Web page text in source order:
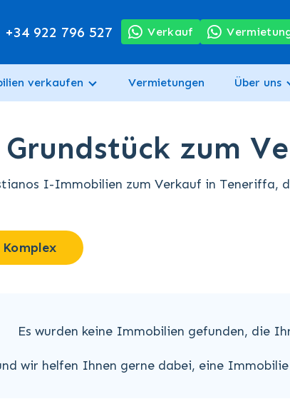
+34 922 796 527 Verkauf
verkaufen Vermietungen Über uns
zum
I-Immobilien zum Verkauf in
Es wurden keine Immobilien gefunden, die
wir helfen Ihnen gerne dabei, eine